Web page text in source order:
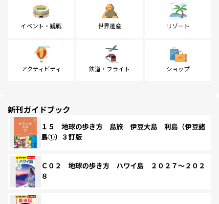
イベント・観戦 世界遺産 リゾート
アクティビティ 鉄道・フライト ショップ
新刊ガイドブック
１５ 地球の歩き方 島旅 伊豆大島 利島（伊豆諸
島①）３訂版
Ｃ０２ 地球の歩き方 ハワイ島 ２０２７～２０２
８